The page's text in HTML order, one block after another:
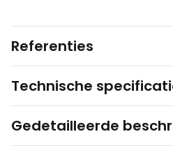
Referenties
Technische
Gedetailleerde